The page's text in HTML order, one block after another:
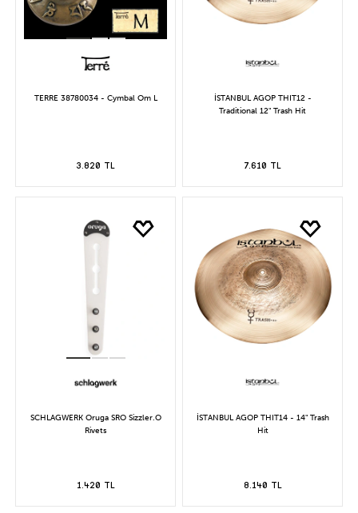
TERRE 38780034 - Cymbal Om L
3.820 TL
İSTANBUL AGOP THIT12 -
Traditional 12" Trash Hit
7.610 TL
SCHLAGWERK Oruga SRO Sizzler.O
Rivets
1.420 TL
İSTANBUL AGOP THIT14 - 14" Trash
Hit
8.140 TL